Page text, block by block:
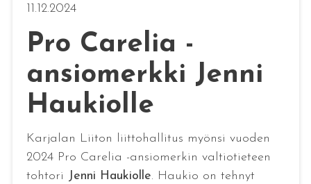
11.12.2024
Pro Carelia -
ansiomerkki Jenni
Haukiolle
Karjalan Liiton liittohallitus myönsi vuoden
2024 Pro Carelia -ansiomerkin valtiotieteen
tohtori Jenni Haukiolle. Haukio on tehnyt